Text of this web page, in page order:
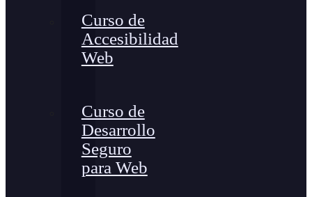
Curso de
Accesibilidad
Web
Curso de
Desarrollo
Seguro
para Web